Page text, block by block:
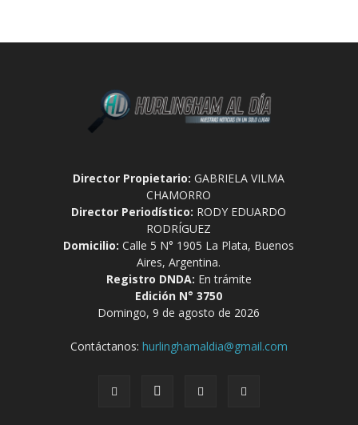
Director Propietario: GABRIELA VILMA
CHAMORRO
Director Periodístico: RODY EDUARDO
RODRÍGUEZ
Domicilio: Calle 5 N° 1905 La Plata, Buenos
Aires, Argentina.
Registro DNDA: En trámite
Edición N° 3750
Domingo, 9 de agosto de 2026
Contáctanos: hurlinghamaldia@gmail.com